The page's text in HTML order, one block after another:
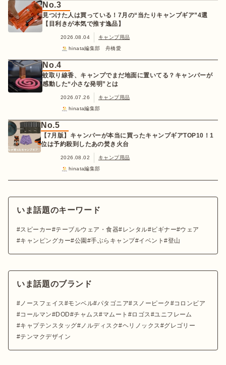
No.3
見つけた人は買っている！7月の“当たりキャンプギア”4選
【目利きが本気で推す逸品】
2026.08.04
キャンプ用品
hinata編集部 舟橋愛
No.4
蚊取り線香、キャンプでまだ地面に置いてる？キャンパーが
感動した“小さな発明”とは
2026.07.26
キャンプ用品
hinata編集部
No.5
【7月版】キャンパーが本当に買ったキャンプギアTOP10！1
位は予約殺到したあの焚き火台
2026.08.02
キャンプ用品
hinata編集部
いま話題のキーワード
スピーカー テーブルウェア・食器 レンタル ビギナー
ウェア
キャンピングカー 公園 手ぶらキャンプ イベント 登山
いま話題のブランド
ノースフェイス モンベル パタゴニア スノーピーク
コロンビア
コールマン
DOD チャムス マムート ロゴス
ユニフレーム
キャプテンスタッグ
ノルディスク ヘリノックス
グレゴリー
テンマクデザイン